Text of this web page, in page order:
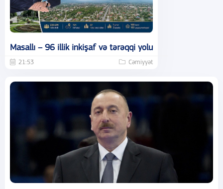
Masallı – 96 illik inkişaf və tərəqqi yolu
21:53 Cəmiyyət